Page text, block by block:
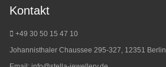
Kontakt
+49 30 50 15 47 10
Johannisthaler Chaussee 295-327, 12351 Berlin